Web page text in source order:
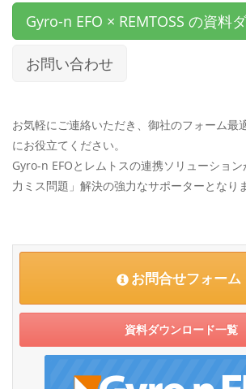
Gyro-n EFO × REMTOSS の資料
お問い合わせ
お気軽にご連絡いただき、御社のフォーム最
にお役立てください。
Gyro-n EFOとレムトスの連携ソリューショ
力ミス問題」解決の強力なサポーターとなり
お問合せフォーム
資料ダウンロード一覧